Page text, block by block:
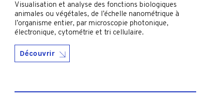
Visualisation et analyse des fonctions biologiques
animales ou végétales, de l’échelle nanométrique à
l’organisme entier, par microscopie photonique,
électronique, cytométrie et tri cellulaire.
Découvrir